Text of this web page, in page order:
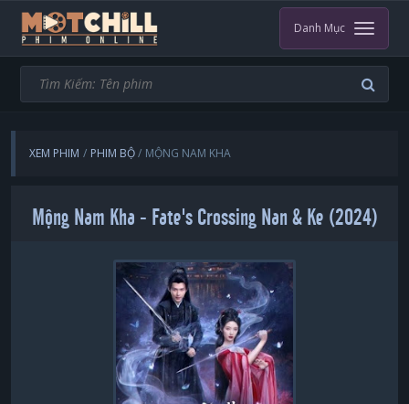
Danh Mục
XEM PHIM PHIM BỘ MỘNG NAM KHA
Mộng Nam Kha - Fate's Crossing Nan & Ke (2024)